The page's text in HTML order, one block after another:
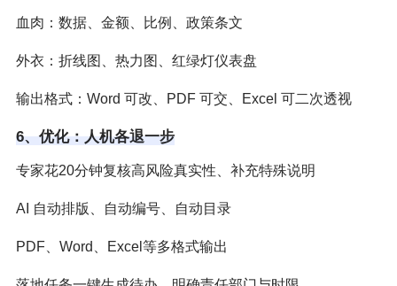
血肉：数据、金额、比例、政策条文
外衣：折线图、热力图、红绿灯仪表盘
输出格式：Word 可改、PDF 可交、Excel 可二次透视
6、优化：人机各退一步
专家花20分钟复核高风险真实性、补充特殊说明
AI 自动排版、自动编号、自动目录
PDF、Word、Excel等多格式输出